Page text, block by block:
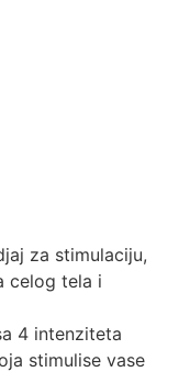
za stimulaciju,
celog tela i
4 intenziteta
stimulise vase